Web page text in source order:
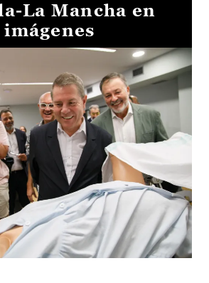
La Mancha en
imágenes